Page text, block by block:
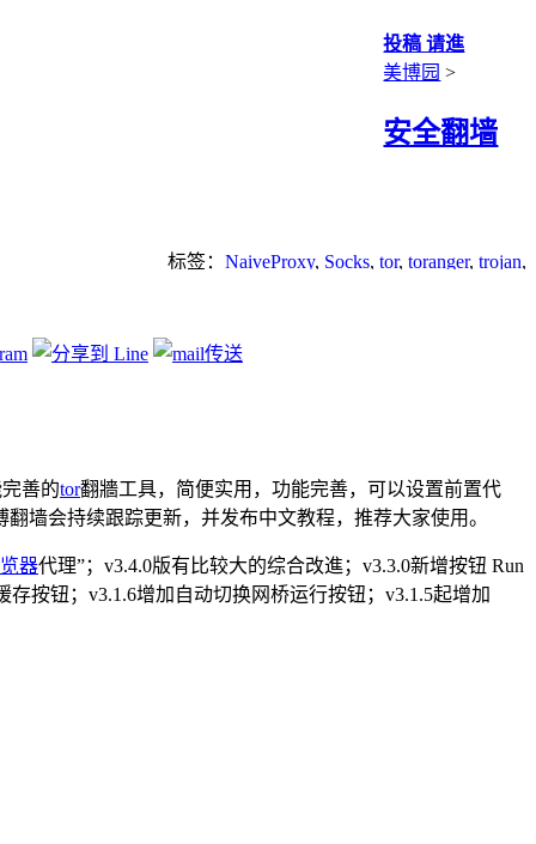
投稿 请進
美博园 >
安全翻墙
标签： NaiveProxy, Socks, tor, toranger, trojan,
善的tor翻牆工具，简便实用，功能完善，可以设置前置代
墙会持续跟踪更新，并发布中文教程，推荐大家使用。
器代理”；v3.4.0版有比较大的综合改進；v3.3.0新增按钮 Run
存按钮；v3.1.6增加自动切换网桥运行按钮；v3.1.5起增加